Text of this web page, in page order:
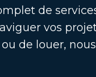
de
vos
de louer,